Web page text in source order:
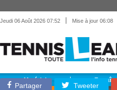
Jeudi 06 Août 2026 07:52 | Mise à jour 06:08
Matériel
Partager Tweeter